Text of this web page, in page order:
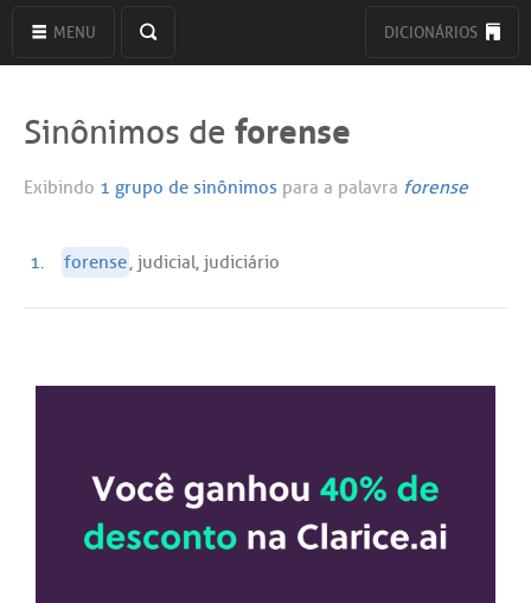
MENU DICIONÁRIOS
Sinônimos de forense
Exibindo 1 grupo de sinônimos para a palavra forense
1. forense, judicial, judiciário